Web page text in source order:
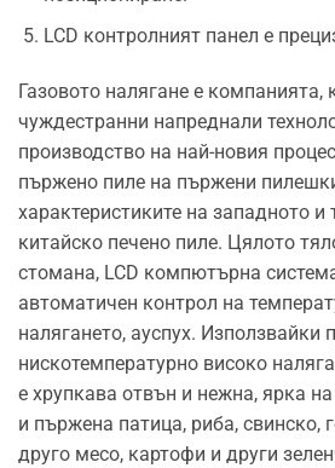
LCD контролният панел е
Газовото налягане е компанията,
чуждестранни напреднали
производство на най-новия
пържено пиле на пържени
характеристиките на западното
китайско печено пиле. Цялото
стомана, LCD компютърна
автоматичен контрол на
налягането, ауспух. Използвайки
нискотемпературно високо
е хрупкава отвън и нежна, ярка
и пържена патица, риба, свинско,
друго месо, картофи и други